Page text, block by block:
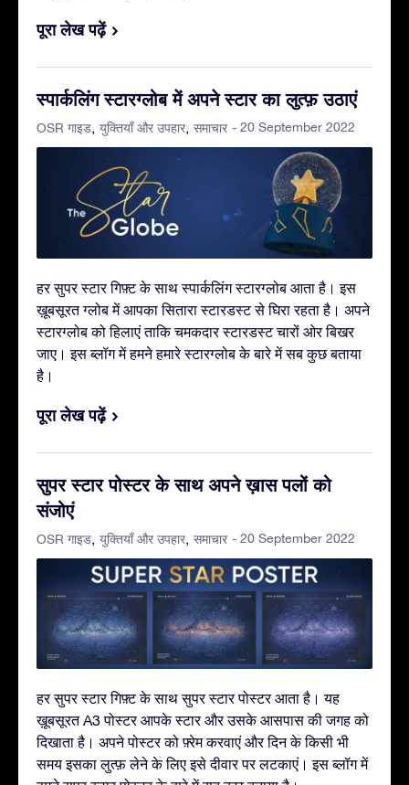
पूरा लेख पढ़ें
स्पार्कलिंग स्टारग्लोब में अपने स्टार का लुत्फ़ उठाएं
OSR गाइड युक्तियाँ और उपहार समाचार - 20 September 2022
हर सुपर स्टार गिफ़्ट के साथ स्पार्कलिंग स्टारग्लोब आता है। इस
ख़ूबसूरत ग्लोब में आपका सितारा स्टारडस्ट से घिरा रहता है। अपने
स्टारग्लोब को हिलाएं ताकि चमकदार स्टारडस्ट चारों ओर बिखर
जाए। इस ब्लॉग में हमने हमारे स्टारग्लोब के बारे में सब कुछ बताया
है।
पूरा लेख पढ़ें
सुपर स्टार पोस्टर के साथ अपने ख़ास पलों को
संजोएं
OSR गाइड युक्तियाँ और उपहार समाचार - 20 September 2022
हर सुपर स्टार गिफ़्ट के साथ सुपर स्टार पोस्टर आता है। यह
ख़ूबसूरत A3 पोस्टर आपके स्टार और उसके आसपास की जगह को
दिखाता है। अपने पोस्टर को फ़्रेम करवाएं और दिन के किसी भी
समय इसका लुत्फ़ लेने के लिए इसे दीवार पर लटकाएं। इस ब्लॉग में